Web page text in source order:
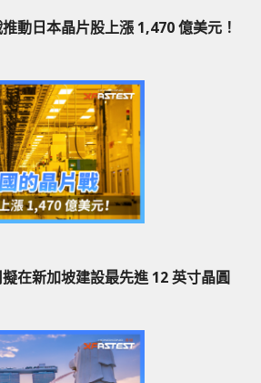
動日本晶片股上漲 1,470 億美元！
在新加坡建設最先進 12 英寸晶圓